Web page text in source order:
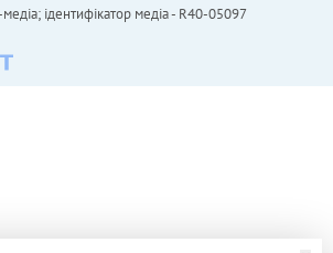
ідентифікатор медіа - R40-05097